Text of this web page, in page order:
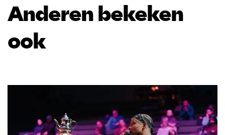
Anderen bekeken
ook